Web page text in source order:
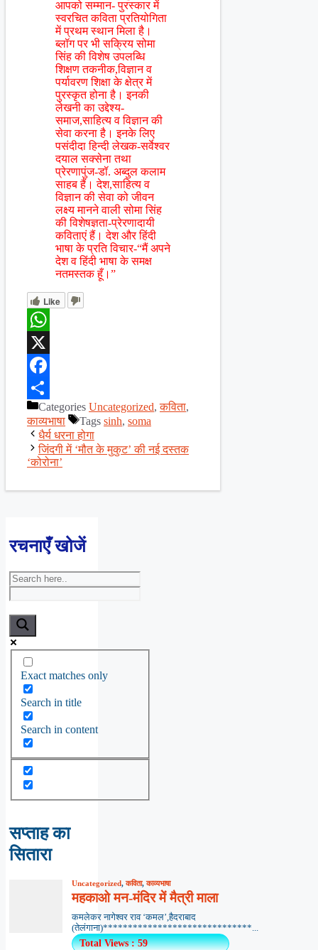
आपको सम्मान- पुरस्कार में
स्वरचित कविता प्रतियोगिता
में प्रथम स्थान मिला है।
ब्लॉग पर भी सक्रिय सोमा
सिंह की विशेष उपलब्धि
शिक्षण तकनीक,विज्ञान व
पर्यावरण शिक्षा के क्षेत्र में
पुरस्कृत होना है। इनकी
लेखनी का उद्देश्य-
समाज,साहित्य व विज्ञान की
सेवा करना है। इनके लिए
पसंदीदा हिन्दी लेखक-सर्वेश्वर
दयाल सक्सेना तथा
प्रेरणापुंज-डॉ. अब्दुल कलाम
साहब हैं। देश,साहित्य व
विज्ञान की सेवा को जीवन
लक्ष्य मानने वाली सोमा सिंह
की विशेषज्ञता-प्रेरणादायी
कविताएं हैं। देश और हिंदी
भाषा के प्रति विचार-“मैं अपने
देश व हिंदी भाषा के समक्ष
नतमस्तक हूँ।”
Like
WhatsApp
X
Facebook
ShareCategories Uncategorized,कविता,
काव्यभाषा
Tags sinh, soma
धैर्य धरना होगा
जिंदगी में ‘मौत के मुकुट’ की नई दस्तक
‘कोरोना’
रचनाएँ खोजें
Exact matches only
Search in title
Search in content
सप्ताह का
सितारा
Uncategorized,कविता,काव्यभाषा
महकाओ मन-मंदिर में मैत्री माला
कमलेकर नागेश्वर राव ‘कमल’,हैदराबाद
(तेलंगाना)******************************...
Total Views : 59